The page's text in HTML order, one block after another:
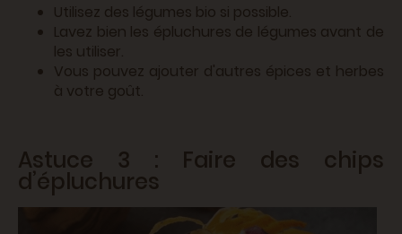
Utilisez des légumes bio si possible.
Lavez bien les épluchures de légumes avant de
les utiliser.
Vous pouvez ajouter d'autres épices et herbes
à votre goût.
Astuce 3 : Faire des chips
d’épluchures